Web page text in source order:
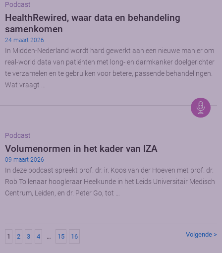
Podcast
HealthRewired, waar data en behandeling
samenkomen
24 maart 2026
In Midden-Nederland wordt hard gewerkt aan een nieuwe manier om
real-world data van patiënten met long- en darmkanker doelgerichter
te verzamelen en te gebruiken voor betere, passende behandelingen.
Wat vraagt …
Podcast
Volumenormen in het kader van IZA
09 maart 2026
In deze podcast spreekt prof. dr. ir. Koos van der Hoeven met prof. dr.
Rob Tollenaar hoogleraar Heelkunde in het Leids Universitair Medisch
Centrum, Leiden, en dr. Peter Go, tot …
1 2 3 4 … 15 16 Volgende >